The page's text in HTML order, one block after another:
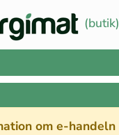
(butik)
om e-handeln